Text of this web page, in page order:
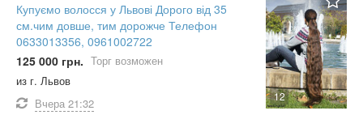
12
Купуємо волосся у Львові Дорого від 35
см.чим довше, тим дорожче Телефон
0633013356, 0961002722
125 000 грн. Торг возможен
из г. Львов
Вчера 21:32